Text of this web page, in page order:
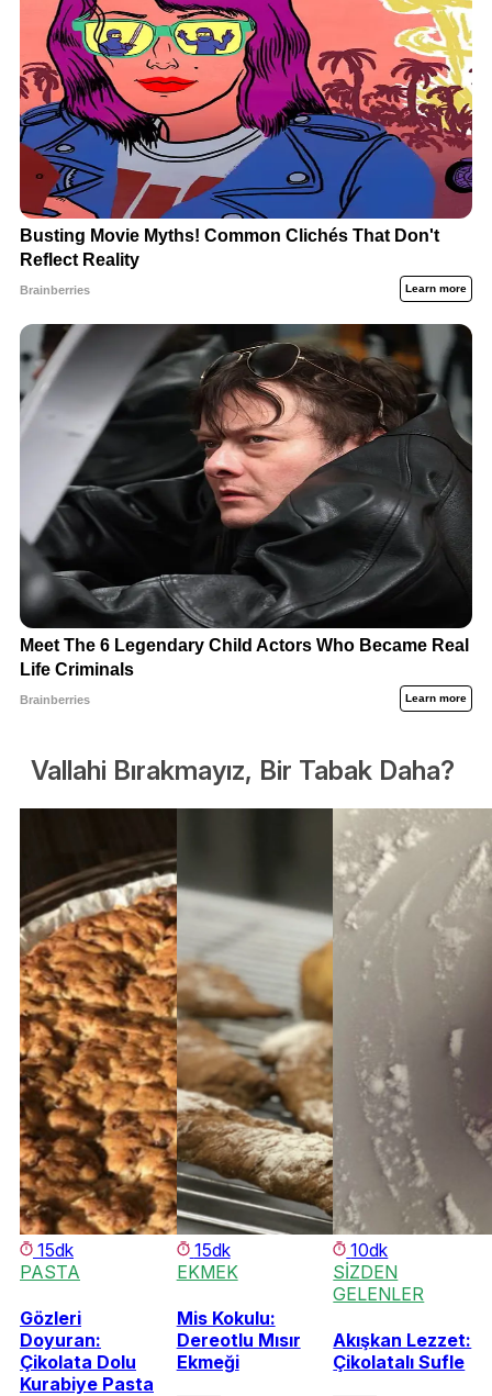
Vallahi Bırakmayız, Bir Tabak Daha?
15dk
PASTA
Gözleri
Doyuran:
Çikolata Dolu
Kurabiye Pasta
15dk
EKMEK
Mis Kokulu:
Dereotlu Mısır
Ekmeği
10dk
SİZDEN
GELENLER
Akışkan Lezzet:
Çikolatalı Sufle